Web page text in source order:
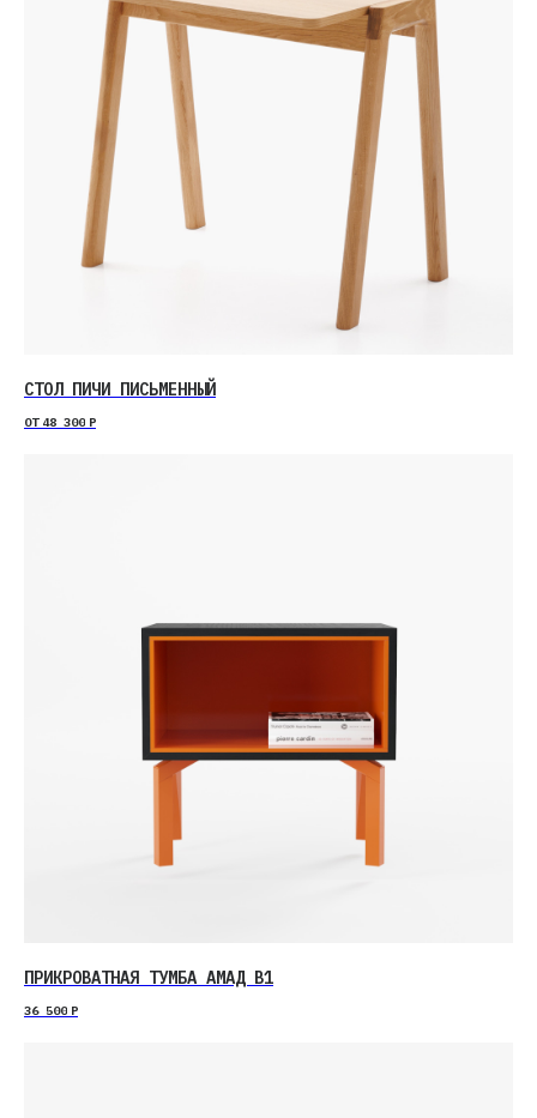
СТОЛ ПИЧИ ПИСЬМЕННЫЙ
ОТ 48 300 Р
ПРИКРОВАТНАЯ ТУМБА АМАД В1
36 500 Р